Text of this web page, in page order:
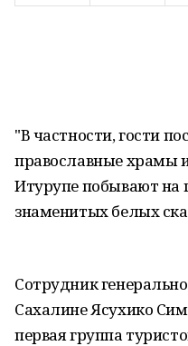
"В частности, гости
православные храмы
Итурупе побывают на
знаменитых белых
Сотрудник
Сахалине Ясухико
первая группа